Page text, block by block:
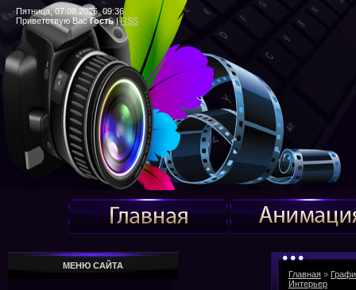
Пятница, 07.08.2026, 09:36
Приветствую Вас Гость|RSS
МЕНЮ САЙТА
Главная »
Интерьер